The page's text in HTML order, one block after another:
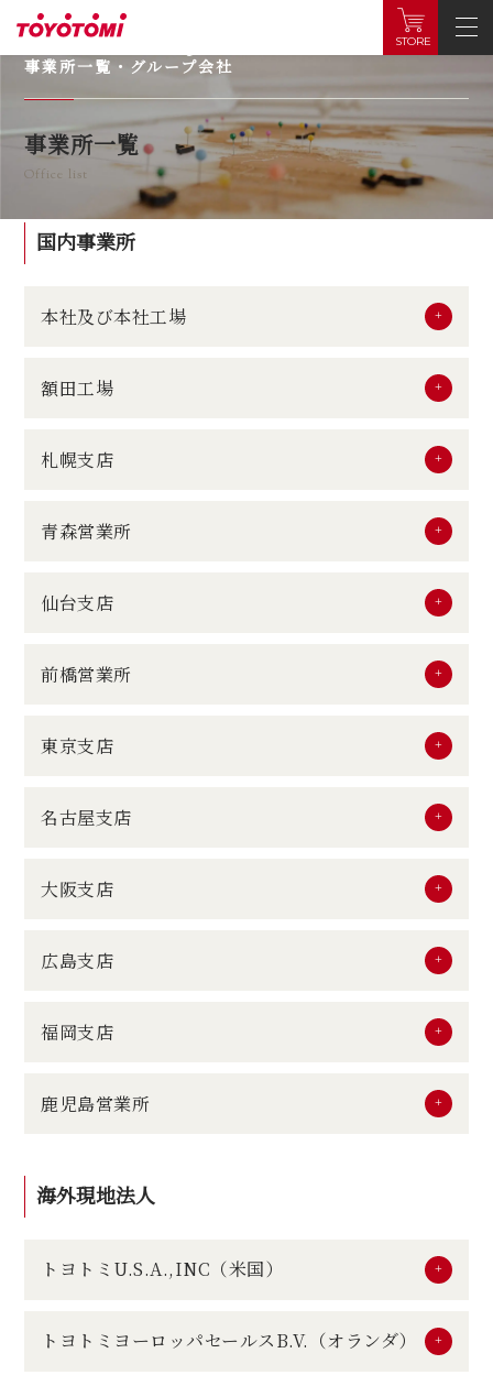
STORE
Offices & Group
事業所一覧・グループ会社
事業所一覧
Office list
国内事業所
本社及び本社工場
額田工場
札幌支店
青森営業所
仙台支店
前橋営業所
東京支店
名古屋支店
大阪支店
広島支店
福岡支店
鹿児島営業所
海外現地法人
トヨトミU.S.A.,INC（米国）
トヨトミヨーロッパセールスB.V.（オランダ）